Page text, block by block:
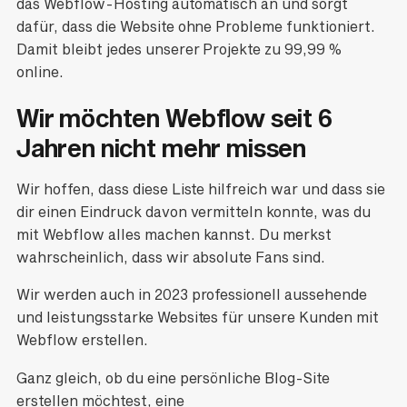
das Webflow-Hosting automatisch an und sorgt
dafür, dass die Website ohne Probleme funktioniert.
Damit bleibt jedes unserer Projekte zu 99,99 %
online.
Wir möchten Webflow seit 6
Jahren nicht mehr missen
Wir hoffen, dass diese Liste hilfreich war und dass sie
dir einen Eindruck davon vermitteln konnte, was du
mit Webflow alles machen kannst. Du merkst
wahrscheinlich, dass wir absolute Fans sind.
Wir werden auch in 2023 professionell aussehende
und leistungsstarke Websites für unsere Kunden mit
Webflow erstellen.
Ganz gleich, ob du eine persönliche Blog-Site
erstellen möchtest, eine